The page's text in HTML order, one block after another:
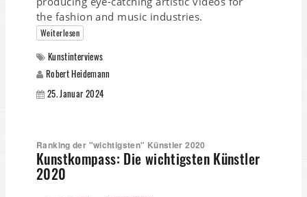
the fashion and music industries.
Weiterlesen
Kunstinterviews
Robert Heidemann
25. Januar 2024
Ranking der "wichtigsten" Künstler 2020
Kunstkompass: Die wichtigsten Künstler
2020